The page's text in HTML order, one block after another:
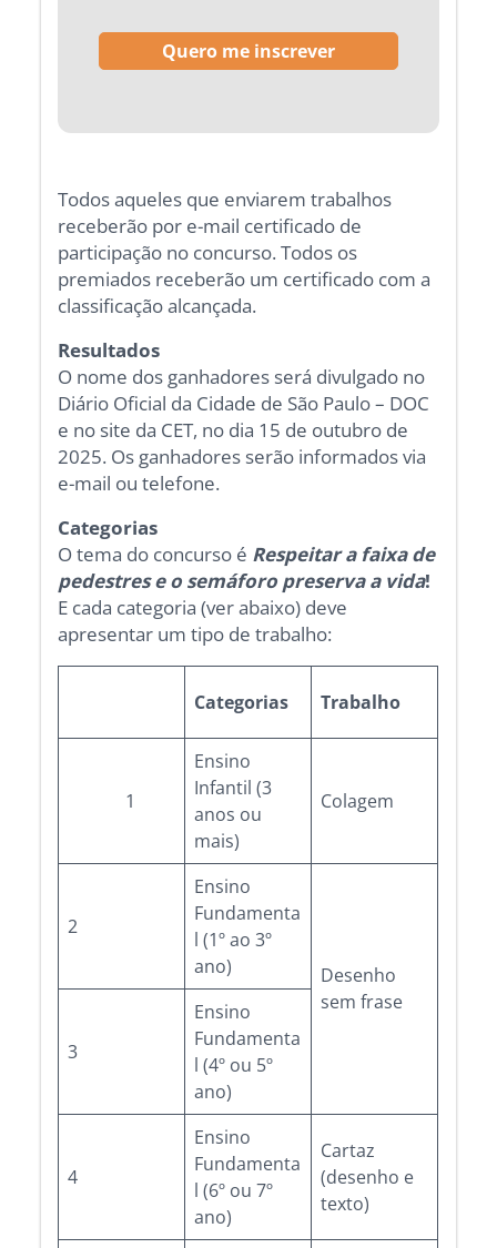
Todos aqueles que enviarem trabalhos
receberão por e-mail certificado de
participação no concurso. Todos os
premiados receberão um certificado com a
classificação alcançada.
Resultados
O nome dos ganhadores será divulgado no
Diário Oficial da Cidade de São Paulo – DOC
e no site da CET, no dia 15 de outubro de
2025. Os ganhadores serão informados via
e-mail ou telefone.
Categorias
O tema do concurso é Respeitar a faixa de
pedestres e o semáforo preserva a vida!
E cada categoria (ver abaixo) deve
apresentar um tipo de trabalho:
Categorias Trabalho
1
Ensino
Infantil (3
anos ou
mais)
Colagem
2
Ensino
Fundamenta
l (1º ao 3º
ano)
Desenho
sem frase
3
Ensino
Fundamenta
l (4º ou 5º
ano)
4
Ensino
Fundamenta
l (6º ou 7º
ano)
Cartaz
(desenho e
texto)